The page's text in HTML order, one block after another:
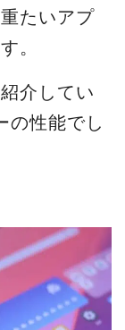
たいアプ
。
介してい
の性能でし